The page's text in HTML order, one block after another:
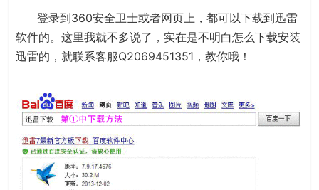
登录到360安全卫士或者网页上，都可以下载到迅雷
软件的。这里我就不多说了，实在是不明白怎么下载安装
迅雷的，就联系客服Q2069451351，教你哦！